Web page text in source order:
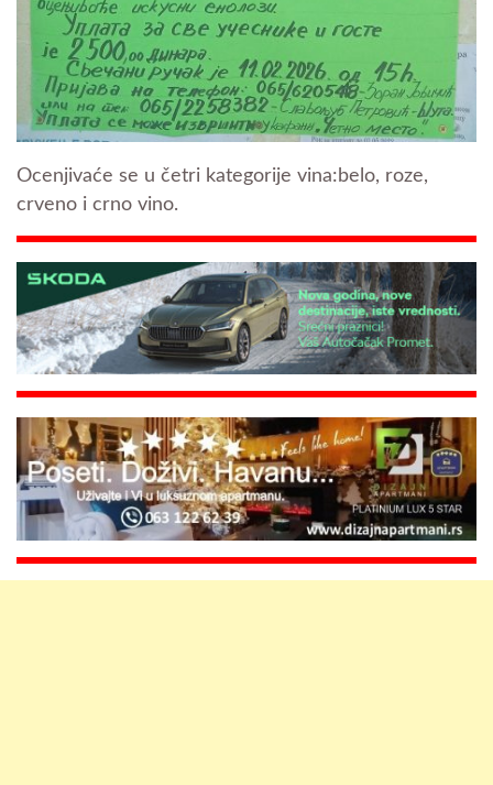
Ocenjivaće se u četri kategorije vina:belo, roze,
crveno i crno vino.